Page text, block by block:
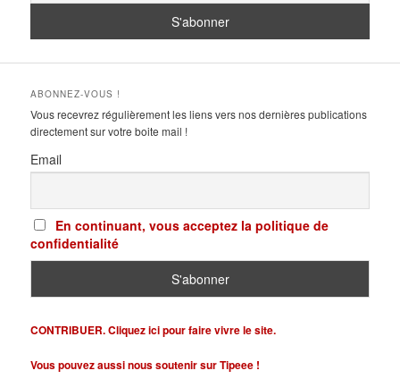
ABONNEZ-VOUS !
Vous recevrez régulièrement les liens vers nos dernières publications
directement sur votre boite mail !
Email
En continuant, vous acceptez la politique de
confidentialité
CONTRIBUER. Cliquez ici pour faire vivre le site.
Vous pouvez aussi nous soutenir sur Tipeee !